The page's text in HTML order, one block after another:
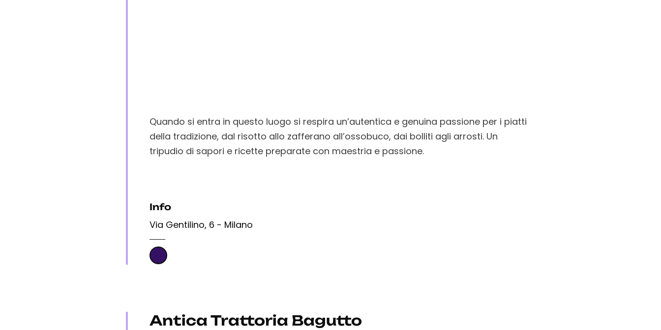
Quando si entra in questo luogo si respira un’autentica e genuina passione per i piatti
della tradizione, dal risotto allo zafferano all’ossobuco, dai bolliti agli arrosti. Un
tripudio di sapori e ricette preparate con maestria e passione.
Info
Via Gentilino, 6 - Milano
Antica Trattoria Bagutto